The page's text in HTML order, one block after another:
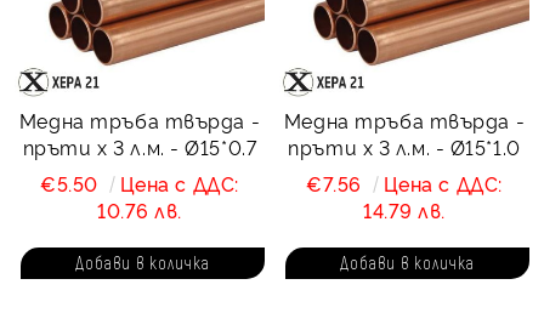
Медна тръба твърда -
пръти х 3 л.м. - Ø15*0.7
€5.50
Цена с ДДС:
10.76 лв.
Медна тръба твърда -
пръти х 3 л.м. - Ø15*1.0
€7.56
Цена с ДДС:
14.79 лв.